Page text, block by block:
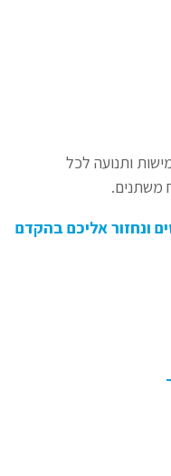
ותנועה לכל
משתנים.
ונחזור אליכם בהקדם